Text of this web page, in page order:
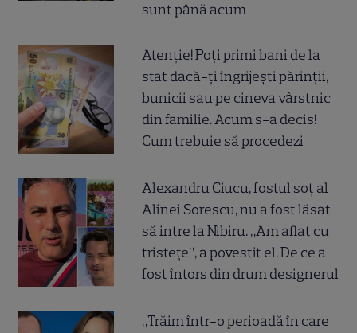
sunt până acum
Atenție! Poți primi bani de la
stat dacă-ți îngrijești părinții,
bunicii sau pe cineva vârstnic
din familie. Acum s-a decis!
Cum trebuie să procedezi
Alexandru Ciucu, fostul soț al
Alinei Sorescu, nu a fost lăsat
să intre la Nibiru. „Am aflat cu
tristețe”, a povestit el. De ce a
fost întors din drum designerul
„Trăim într-o perioadă în care